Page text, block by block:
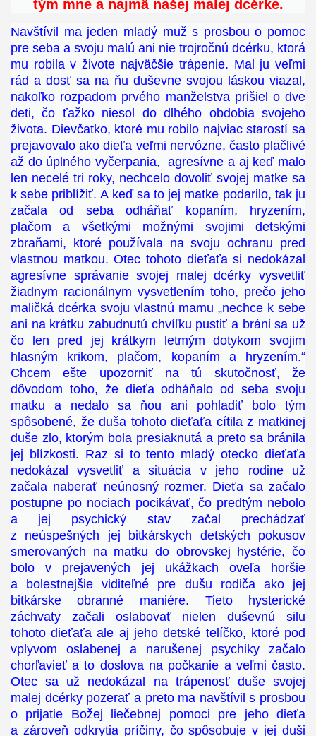
tým mne a najmä našej malej dcérke.
Navštívil ma jeden mladý muž s prosbou o pomoc
pre seba a svoju malú ani nie trojročnú dcérku, ktorá
mu robila v živote najväčšie trápenie. Mal ju veľmi
rád a dosť sa na ňu duševne svojou láskou viazal,
nakoľko rozpadom prvého manželstva prišiel o dve
deti, čo ťažko niesol do dlhého obdobia svojeho
života. Dievčatko, ktoré mu robilo najviac starostí sa
prejavovalo ako dieťa veľmi nervózne, často plačlivé
až do úplného vyčerpania, agresívne a aj keď malo
len necelé tri roky, nechcelo dovoliť svojej matke sa
k sebe priblížiť. A keď sa to jej matke podarilo, tak ju
začala od seba odháňať kopaním, hryzením,
plačom a všetkými možnými svojimi detskými
zbraňami, ktoré používala na svoju ochranu pred
vlastnou matkou. Otec tohoto dieťaťa si nedokázal
agresívne správanie svojej malej dcérky vysvetliť
žiadnym racionálnym vysvetlením toho, prečo jeho
maličká dcérka svoju vlastnú mamu „nechce k sebe
ani na krátku zabudnutú chvíľku pustiť a bráni sa už
čo len pred jej krátkym letmým dotykom svojim
hlasným krikom, plačom, kopaním a hryzením.“
Chcem ešte upozorniť na tú skutočnosť, že
dôvodom toho, že dieťa odháňalo od seba svoju
matku a nedalo sa ňou ani pohladiť bolo tým
spôsobené, že duša tohoto dieťaťa cítila z matkinej
duše zlo, ktorým bola presiaknutá a preto sa bránila
jej blízkosti. Raz si to tento mladý otecko dieťaťa
nedokázal vysvetliť a situácia v jeho rodine už
začala naberať neúnosný rozmer. Dieťa sa začalo
postupne po nociach pocikávať, čo predtým nebolo
a jej psychický stav začal prechádzať
z neúspešných jej bitkárskych detských pokusov
smerovaných na matku do obrovskej hystérie, čo
bolo v prejavených jej ukážkach oveľa horšie
a bolestnejšie viditeľné pre dušu rodiča ako jej
bitkárske obranné maniére. Tieto hysterické
záchvaty začali oslabovať nielen duševnú silu
tohoto dieťaťa ale aj jeho detské telíčko, ktoré pod
vplyvom oslabenej a narušenej psychiky začalo
chorľavieť a to doslova na počkanie a veľmi často.
Otec sa už nedokázal na trápenosť duše svojej
malej dcérky pozerať a preto ma navštívil s prosbou
o prijatie Božej liečebnej pomoci pre jeho dieťa
a zároveň odkrytia príčiny, čo spôsobuje v jej duši